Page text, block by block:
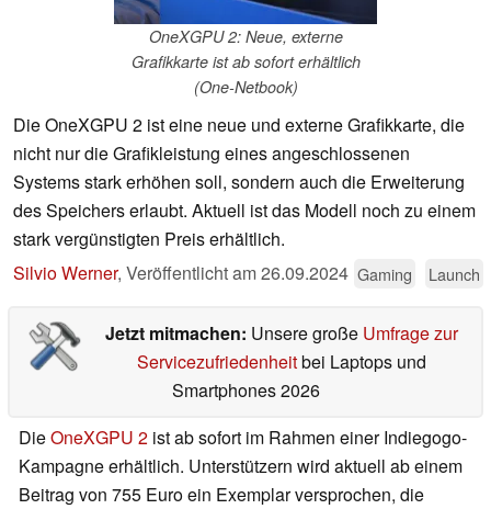
OneXGPU 2: Neue, externe
Grafikkarte ist ab sofort erhältlich
(One-Netbook)
Die OneXGPU 2 ist eine neue und externe Grafikkarte, die
nicht nur die Grafikleistung eines angeschlossenen
Systems stark erhöhen soll, sondern auch die Erweiterung
des Speichers erlaubt. Aktuell ist das Modell noch zu einem
stark vergünstigten Preis erhältlich.
Silvio Werner, Veröffentlicht am26.09.2024 Gaming Launch
Jetzt mitmachen: Unsere große Umfrage zur
Servicezufriedenheitbei Laptops und
Smartphones 2026
DieOneXGPU 2 ist ab sofort im Rahmen einer Indiegogo-
Kampagne erhältlich. Unterstützern wird aktuell ab einem
Beitrag von 755 Euro ein Exemplar versprochen, die